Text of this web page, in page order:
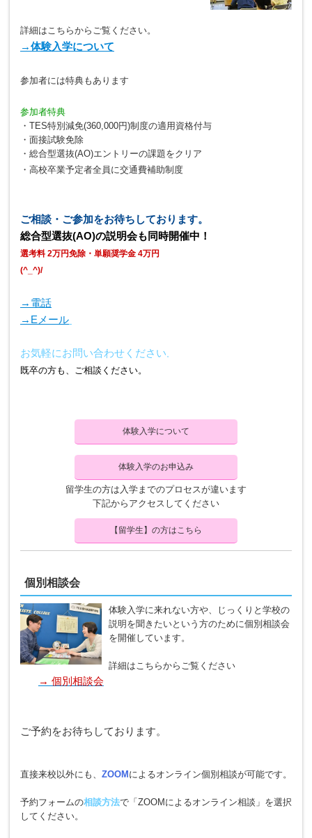
詳細はこちらからご覧ください。
→体験入学について
参加者には特典もあります
参加者特典
・TES特別減免(360,000円)制度の適用資格付与
・面接試験免除
・総合型選抜(AO)エントリーの課題をクリア
・高校卒業予定者全員に交通費補助制度
ご相談・ご参加をお待ちしております。
総合型選抜(AO)の説明会も同時開催中！
選考料 2万円免除・単願奨学金 4万円
(^_^)/
→電話
→Eメール
お気軽にお問い合わせください
既卒の方も、ご相談ください。
体験入学について
体験入学のお申込み
留学生の方は入学までのプロセスが違います
下記からアクセスしてください
【留学生】の方はこちら
個別相談会
体験入学に来れない方や、じっくりと学校の
説明を聞きたいという方のために個別相談会
を開催しています。
詳細はこちらからご覧ください
→ 個別相談会
ご予約をお待ちしております。
直接来校以外にも、 ZOOM によるオンライン個別相談が可能です。
予約フォームの相談方法で「ZOOMによるオンライン相談」を選択
してください。